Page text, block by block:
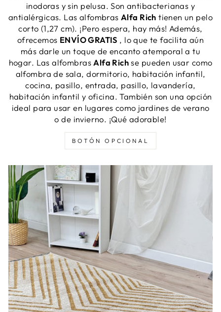
inodoras y sin pelusa. Son antibacterianas y
antialérgicas. Las alfombras Alfa Rich tienen un pelo
corto (1,27 cm). ¡Pero espera, hay más! Además,
ofrecemos ENVÍO GRATIS , lo que te facilita aún
más darle un toque de encanto atemporal a tu
hogar. Las alfombras Alfa Richse pueden usar como
alfombra de sala, dormitorio, habitación infantil,
cocina, pasillo, entrada, pasillo, lavandería,
habitación infantil y oficina. También son una opción
ideal para usar en lugares como jardines de verano
o de invierno. ¡Qué adorable!
BOTÓN OPCIONAL